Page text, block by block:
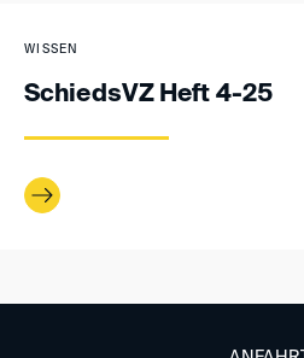
WISSEN
SchiedsVZ Heft 4-25